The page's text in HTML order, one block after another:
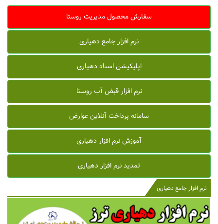
سفارش محصول مدیریت روستا
نرم افزار جامع دهیاری
اپلیکیشن اسناد دهیاری
نرم افزار قبض آب روستا
سامانه پرداخت آنلاین عوارض
آموزش نرم افزار دهیاری
تمدید نرم افزار دهیاری
نرم افزار جامع دهیاری